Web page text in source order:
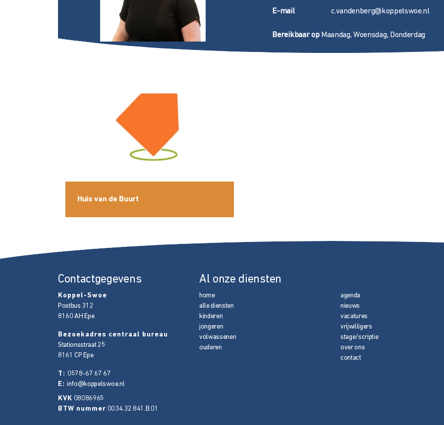
E-mail c.vandenberg@koppelswoe.nl
Bereikbaar opMaandag, Woensdag, Donderdag
Huis van de Buurt
Contactgegevens
Koppel-Swoe
Postbus 312
8160 AH Epe
Bezoekadres centraal bureau
Stationsstraat 25
8161 CP Epe
T: 0578-67 67 67
E: info@koppelswoe.nl
KVK 08086965
BTW nummer 0034.32.841.B.01
Al onze diensten
home
alle diensten
kinderen
jongeren
volwassenen
ouderen
agenda
nieuws
vacatures
vrijwilligers
stage/scriptie
over ons
contact